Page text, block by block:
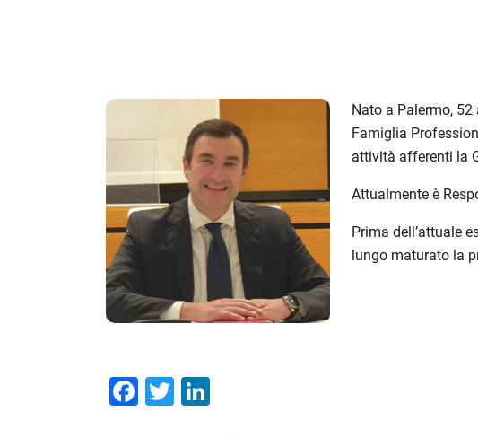
Nato a Palermo,
Famiglia
attività afferenti la
Attualmente è
Prima dell’attuale
lungo maturato la
Facebook
Twitter